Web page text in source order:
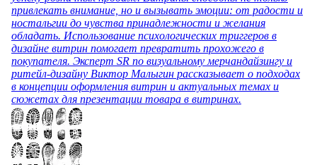
привлекать внимание, но и вызывать эмоции: от радости и
ностальгии до чувства принадлежности и желания
обладать. Использование психологических триггеров в
дизайне витрин помогает превратить прохожего в
покупателя. Эксперт SR по визуальному мерчандайзингу и
ритейл-дизайну Виктор Малыгин рассказывает о подходах
в концепции оформления витрин и актуальных темах и
сюжетах для презентации товара в витринах.